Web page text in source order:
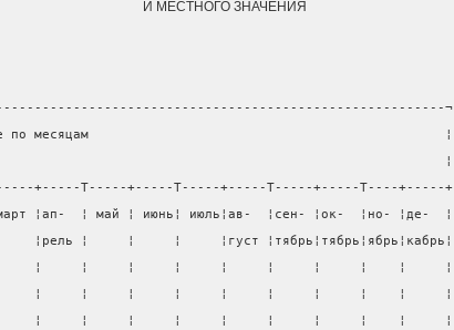
И МЕСТНОГО ЗНАЧЕНИЯ
¬
по месяцам                                              ¦
¦
T-----+-----T-----+-----T-----+-----T-----+-----T----+-----+
¦ап-  ¦ май ¦ июнь¦ июль¦ав-  ¦сен- ¦ок-  ¦но- ¦де-  ¦
¦рель ¦     ¦     ¦     ¦густ ¦тябрь¦тябрь¦ябрь¦кабрь¦
¦     ¦     ¦     ¦     ¦     ¦     ¦     ¦     ¦    ¦     ¦
¦     ¦     ¦     ¦     ¦     ¦     ¦     ¦    ¦     ¦
¦     ¦     ¦     ¦     ¦     ¦     ¦     ¦     ¦    ¦     ¦